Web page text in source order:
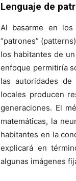
Lenguaje de
Al basarme en
“patrones”
los habitantes de
enfoque permitiría
las autoridades de
locales producen
generaciones. El
matemáticas, la
habitantes en la
explicará en
algunas imágenes